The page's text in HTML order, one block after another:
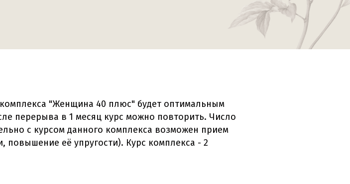
"Женщина 40 плюс" будет оптимальным
перерыва в 1 месяц курс можно повторить. Число
с курсом данного комплекса возможен прием
её упругости). Курс комплекса - 2